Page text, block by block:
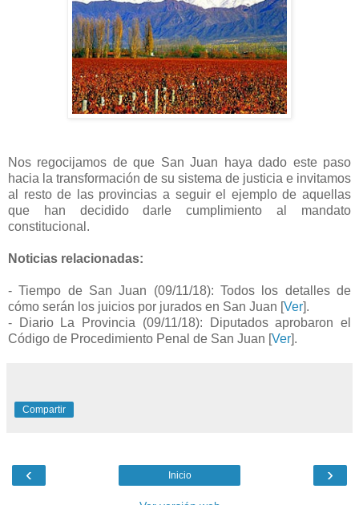
Nos regocijamos de que San Juan haya dado este paso
hacia la transformación de su sistema de justicia e invitamos
al resto de las provincias a seguir el ejemplo de aquellas
que han decidido darle cumplimiento al mandato
constitucional.
Noticias relacionadas:
- Tiempo de San Juan (09/11/18): Todos los detalles de
cómo serán los juicios por jurados en San Juan [Ver].
- Diario La Provincia (09/11/18): Diputados aprobaron el
Código de Procedimiento Penal de San Juan [Ver].
Compartir
‹ ›
Inicio